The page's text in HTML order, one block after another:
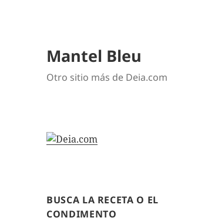
Mantel Bleu
Otro sitio más de Deia.com
BUSCA LA RECETA O EL
CONDIMENTO